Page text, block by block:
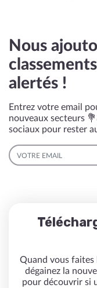
Nous
alertés !
Entrez votre email
nouveaux secteurs
sociaux pour rester
EMAIL
Quand vous faites
dégainez la
pour découvrir si